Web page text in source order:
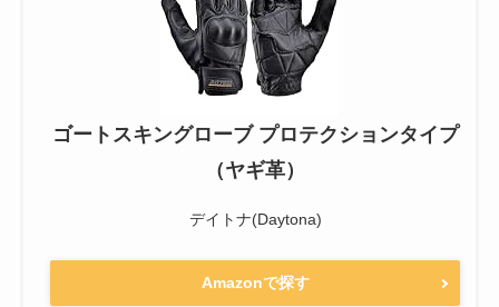
ゴートスキングローブ プロテクションタイプ
（ヤギ革）
デイトナ(Daytona)
Amazonで探す